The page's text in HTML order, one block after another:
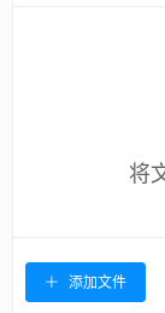
将
添加文件